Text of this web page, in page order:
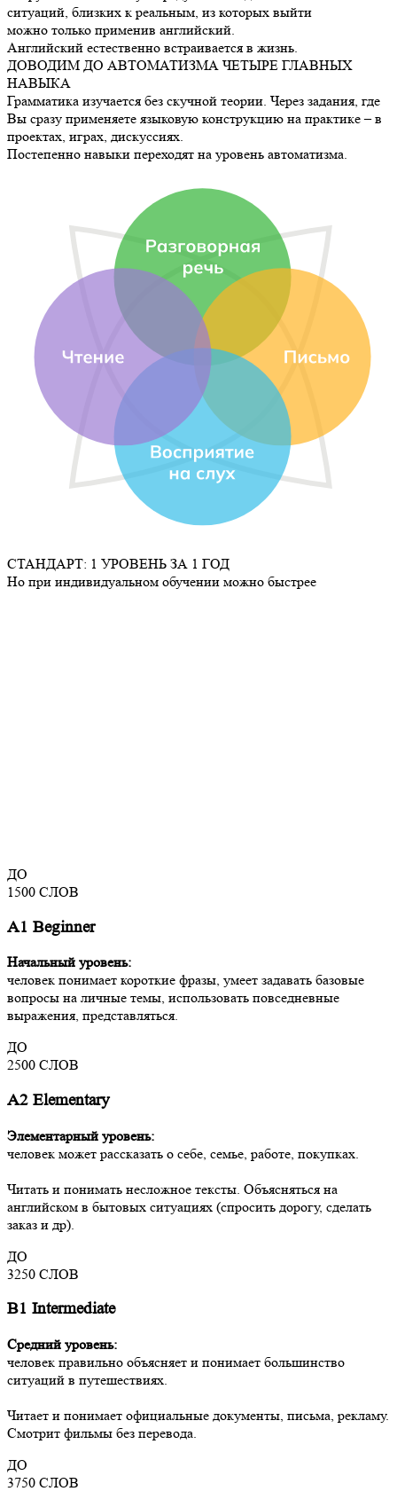
ситуаций, близких к реальным, из которых выйти
можно только применив английский.
Английский естественно встраивается в жизнь.
ДОВОДИМ ДО АВТОМАТИЗМА ЧЕТЫРЕ ГЛАВНЫХ
НАВЫКА
Грамматика изучается без скучной теории. Через задания, где
Вы сразу применяете языковую конструкцию на практике – в
проектах, играх, дискуссиях.
Постепенно навыки переходят на уровень автоматизма.
СТАНДАРТ: 1 УРОВЕНЬ ЗА 1 ГОД
Но при индивидуальном обучении можно быстрее
ДО
1500 СЛОВ
А1 Beginner
Начальный уровень:
человек понимает короткие фразы, умеет задавать базовые
вопросы на личные темы, использовать повседневные
выражения, представляться.
ДО
2500 СЛОВ
А2 Elementary
Элементарный уровень:
человек может рассказать о себе, семье, работе, покупках.
Читать и понимать несложное тексты. Объясняться на
английском в бытовых ситуациях (спросить дорогу, сделать
заказ и др).
ДО
3250 СЛОВ
В1 Intermediate
Средний уровень:
человек правильно объясняет и понимает большинство
ситуаций в путешествиях.
Читает и понимает официальные документы, письма, рекламу.
Смотрит фильмы без перевода.
ДО
3750 СЛОВ